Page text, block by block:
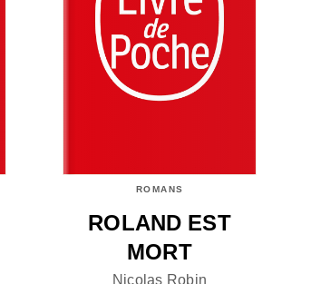
ROMANS
ROLAND EST
MORT
Nicolas Robin